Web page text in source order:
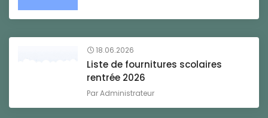
18.06.2026
Liste de fournitures scolaires
rentrée 2026
ParAdministrateur